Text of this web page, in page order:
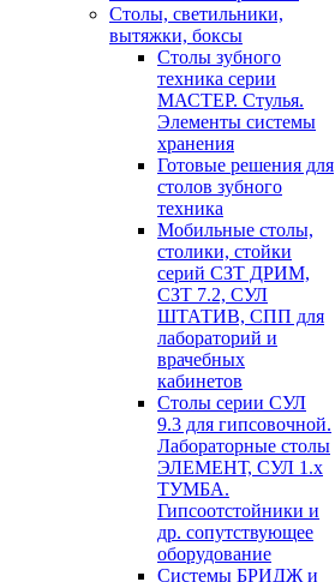
Cтолы, светильники,
вытяжки, боксы
Столы зубного
техника серии
МАСТЕР. Стулья.
Элементы системы
хранения
Готовые решения для
столов зубного
техника
Мобильные столы,
столики, стойки
серий СЗТ ДРИМ,
СЗТ 7.2, СУЛ
ШТАТИВ, СПП для
лабораторий и
врачебных
кабинетов
Столы серии СУЛ
9.3 для гипсовочной.
Лабораторные столы
ЭЛЕМЕНТ, СУЛ 1.х
ТУМБА.
Гипсоотстойники и
др. сопутствующее
оборудование
Системы БРИДЖ и